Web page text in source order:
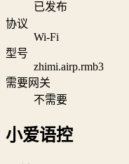
已发布
协议
Wi‑Fi
型号
zhimi.airp.rmb3
需要网关
不需要
小爱语控